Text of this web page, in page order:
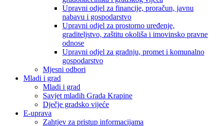
Upravni odjel za financije, proračun, javnu
nabavu i gospodarstvo
Upravni odjel za prostorno uređenje,
graditeljstvo, zaštitu okoliša i imovinsko pravne
odnose
Upravni odjel za gradnju, promet i komunalno
gospodarstvo
Mjesni odbori
Mladi i grad
Mladi i grad
Savjet mladih Grada Krapine
Dječje gradsko vijeće
E-uprava
Zahtjev za pristup informacijama